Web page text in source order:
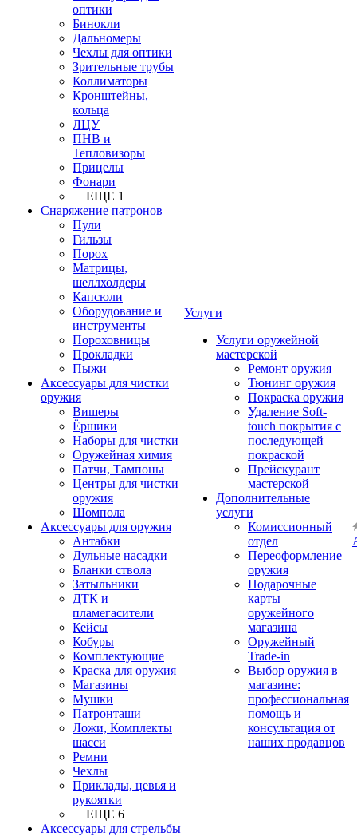
оптики
Бинокли
Дальномеры
Чехлы для оптики
Зрительные трубы
Коллиматоры
Кронштейны,
кольца
ЛЦУ
ПНВ и
Тепловизоры
Прицелы
Фонари
+ ЕЩЕ 1
Снаряжение патронов
Пули
Гильзы
Порох
Матрицы,
шеллхолдеры
Капсюли
Оборудование и
инструменты
Пороховницы
Прокладки
Пыжи
Аксессуары для чистки
оружия
Вишеры
Ёршики
Наборы для чистки
Оружейная химия
Патчи, Тампоны
Центры для чистки
оружия
Шомпола
Аксессуары для оружия
Антабки
Дульные насадки
Бланки ствола
Затыльники
ДТК и
пламегасители
Кейсы
Кобуры
Комплектующие
Краска для оружия
Магазины
Мушки
Патронташи
Ложи, Комплекты
шасси
Ремни
Чехлы
Приклады, цевья и
рукоятки
+ ЕЩЕ 6
Аксессуары для стрельбы
Услуги
Услуги оружейной
мастерской
Ремонт оружия
Тюнинг оружия
Покраска оружия
Удаление Soft-
touch покрытия с
последующей
покраской
Прейскурант
мастерской
Дополнительные
услуги
Комиссионный
отдел
Переоформление
оружия
Подарочные
карты
оружейного
магазина
Оружейный
Trade-in
Выбор оружия в
магазине:
профессиональная
помощь и
консультация от
наших продавцов